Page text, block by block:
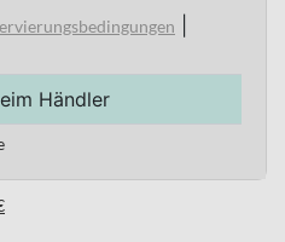
Händler